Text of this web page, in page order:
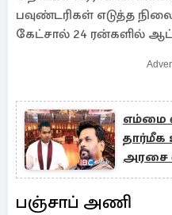
பவுண்டரிகள் எடுத்த
கேட்சால் 24 ரன்களில்
எம்மை
தார்மீக
அரசை
பஞ்சாப் அணி